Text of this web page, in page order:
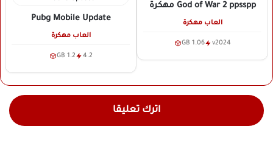
God of War 2 ppsspp مهكرة
العاب مهكرة
v2024
1.06 GB
Pubg Mobile Update
العاب مهكرة
4.2
1.2 GB
اترك تعليقا